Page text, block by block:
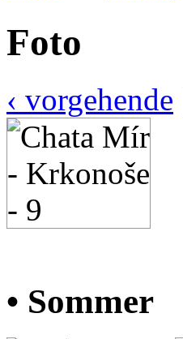
Foto
‹ vorgehende
• Sommer